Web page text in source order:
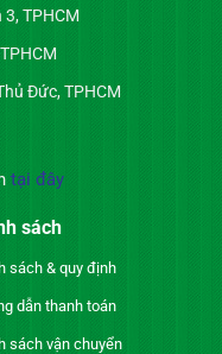
TPHCM
Đức, TPHCM
tại đây
sách
sách & quy định
dẫn thanh toán
sách vận chuyển